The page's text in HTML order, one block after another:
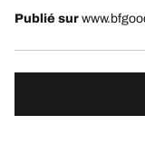
Publié sur